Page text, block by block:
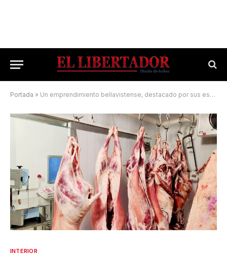
Portada » Un emprendimiento bellavistense, destacado por sus estándares de elite
INTERIOR